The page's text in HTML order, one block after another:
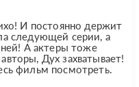
И постоянно держит
следующей серии, а
А актеры тоже
Дух захватывает!
фильм посмотреть.